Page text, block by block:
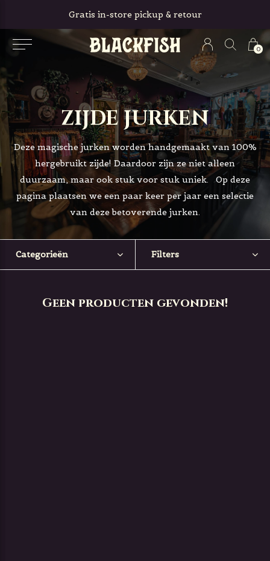
0
Gratis in-store pickup & retour
ZIJDE JURKEN
Deze magische jurken worden handgemaakt van 100%
hergebruikt zijde! Daardoor zijn ze niet alleen
duurzaam, maar ook stuk voor stuk uniek. Op deze
pagina plaatsen we een paar keer per jaar een selectie
van deze betoverende jurken.
Categorieën Filters
Geen producten gevonden!